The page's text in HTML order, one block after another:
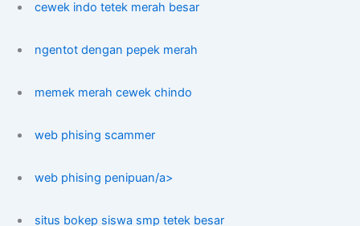
cewek indo tetek merah besar
ngentot dengan pepek merah
memek merah cewek chindo
web phising scammer
web phising penipuan/a>
situs bokep siswa smp tetek besar